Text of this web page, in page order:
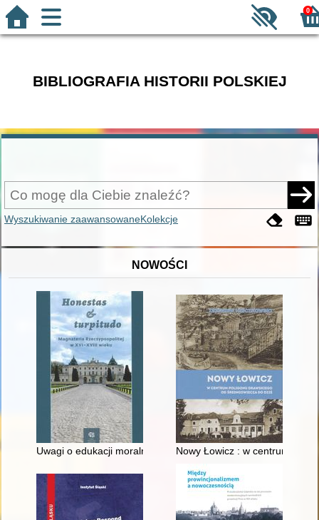
0
BIBLIOGRAFIA HISTORII POLSKIEJ
Wyszukiwanie zaawansowaneKolekcje
NOWOŚCI
Uwagi o edukacji moralnej synów szlacheckich w XVI-
Nowy Łowicz : w centrum